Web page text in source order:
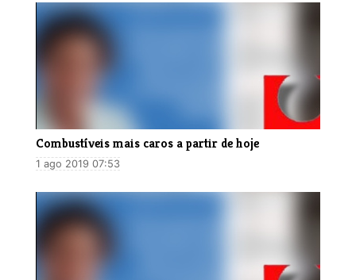
​Combustíveis mais caros a partir de hoje
1 ago 2019 07:53